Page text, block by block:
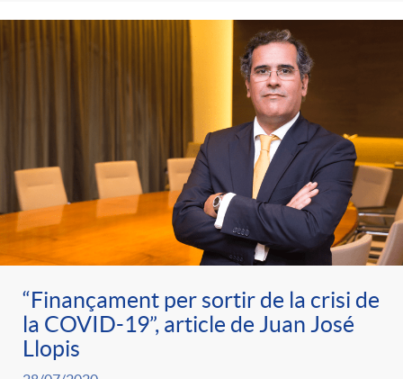
i
“Finançament per sortir de la crisi de
la COVID-19”, article de Juan José
Llopis